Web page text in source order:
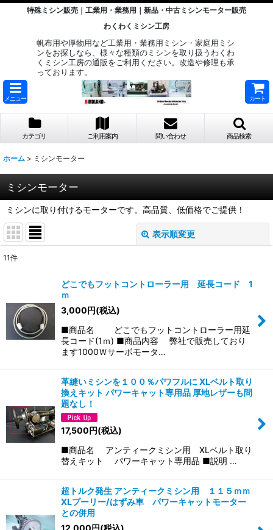
特殊ミシン販売｜工業用・業務用｜新品・中古ミシンモーター販売
わくわくミシン工房
帆布用や厚物用など工業用・業務用ミシン・家庭用ミシ
ンをお探しなら、様々な種類のミシンを取り扱うわくわ
くミシン工房の通販をご利用ください。改造や修理も承
っております。
メニュー カート
カテゴリ ご利用案内 問い合わせ 商品検索
ホーム > ミシンモーター
ミシンモーター
ミシンに取り付けるモーターです。高品質、低価格でご提供！
表示順変更
表示数:
並び順:
絞り込む
11件
どこでもフットコントローラー用 延長コード 1
ｍ
3,000円(税込)
■商品名 どこでもフットコントローラー用延
長コード(1ｍ) ■商品内容 弊社で販売しており
ます1000Ｗサーボモータ…
革縫いミシンを１００％パワフルに XLベルト取り
換えキット パワーキャット専用品 厚地レザーも問
題なし！
17,500円(税込)
■商品名 アンティークミシン用 XLベルト取り
替えキット パワーキャット専用品 ■説明 …
超トルク発生 アンティークミシン用 １１５ｍｍ
XLプーリー/はずみ車 パワーキャットモーター
との併用
12,000円(税込)